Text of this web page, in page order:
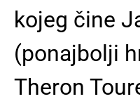
kojeg čine
(ponajbolji
Theron